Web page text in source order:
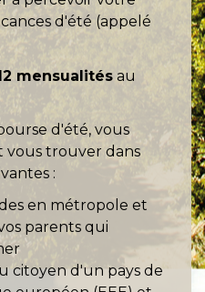
d'été (appelé
mensualités au
d'été, vous
trouver dans
:
en métropole et
parents qui
citoyen d'un pays de